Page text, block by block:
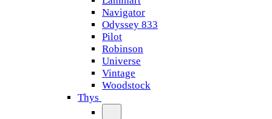
Navigator
Odyssey 833
Pilot
Robinson
Universe
Vintage
Woodstock
Thys